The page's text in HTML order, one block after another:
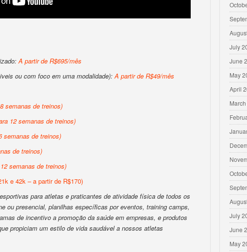
A partir de R$695/mês
ou com foco em uma modalidade):A partir de R$49/mês
semanas de treinos)
12 semanas de treinos)
semanas de treinos)
de treinos)
semanas de treinos)
e 42k – a partir de R$170)
para atletas e praticantes de atividade física de todos os
ou presencial, planilhas específicas por eventos, training camps,
de incentivo a promoção da saúde em empresas, e produtos
propiciam um estilo de vida saudável a nossos atletas
July
June
May
April
July
June
May